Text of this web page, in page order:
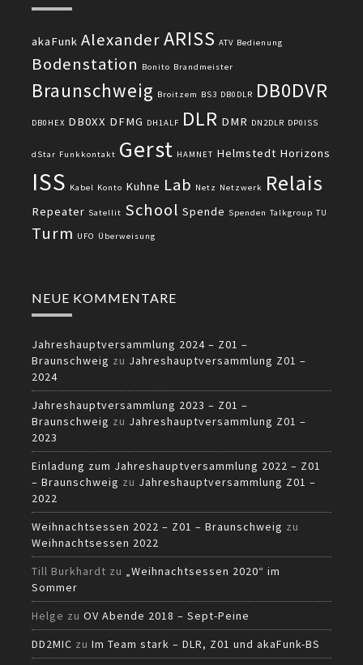
akaFunk AlexanderARISS ATV Bedienung
Bodenstation Bonito Brandmeister
Braunschweig Broitzem BS3 DB0DLR DB0DVR
DB0HEX DB0XX DFMG DH1ALF DLR DMR DN2DLR DP0ISS
dStar Funkkontakt Gerst HAMNET Helmstedt Horizons
ISS Kabel Konto Kuhne Lab Netz Netzwerk Relais
Repeater Satellit School Spende Spenden Talkgroup TU
Turm UFO Überweisung
NEUE KOMMENTARE
Jahreshauptversammlung 2024 – Z01 –
Braunschweig zu Jahreshauptversammlung Z01 –
2024
Jahreshauptversammlung 2023 – Z01 –
Braunschweig zu Jahreshauptversammlung Z01 –
2023
Einladung zum Jahreshauptversammlung 2022 – Z01
– Braunschweig zu Jahreshauptversammlung Z01 –
2022
Weihnachtsessen 2022 – Z01 – Braunschweig zu
Weihnachtsessen 2022
Till Burkhardt zu „Weihnachtsessen 2020“ im
Sommer
Helge zu OV Abende 2018 – Sept-Peine
DD2MIC zu Im Team stark – DLR, Z01 und akaFunk-BS